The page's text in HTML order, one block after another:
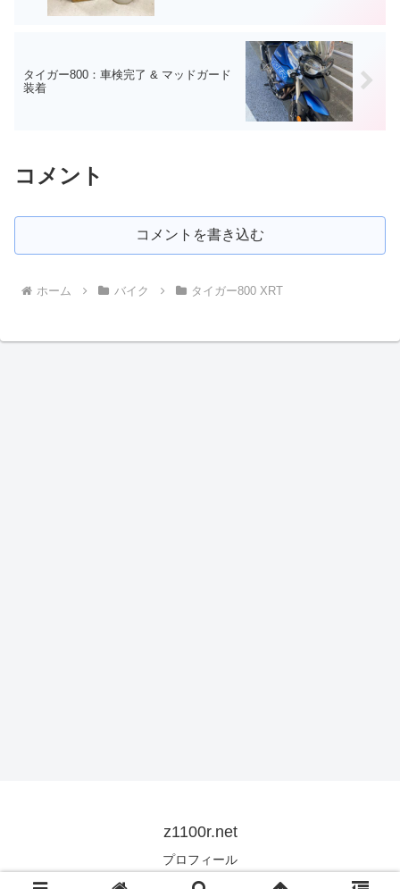
タイガー800：車検完了 & マッドガード
装着
コメント
コメントを書き込む
ホーム バイク タイガー800 XRT
z1100r.net
プロフィール